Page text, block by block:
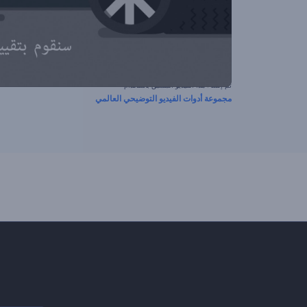
تم إنشاء هذا الفيديو المسبق باستخدام
مجموعة أدوات الفيديو التوضيحي العالمي